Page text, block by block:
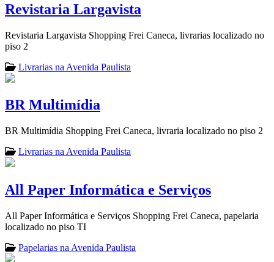
Revistaria Largavista
Revistaria Largavista Shopping Frei Caneca, livrarias localizado no
piso 2
Livrarias na Avenida Paulista
BR Multimídia
BR Multimídia Shopping Frei Caneca, livraria localizado no piso 2
Livrarias na Avenida Paulista
All Paper Informática e Serviços
All Paper Informática e Serviços Shopping Frei Caneca, papelaria
localizado no piso TI
Papelarias na Avenida Paulista